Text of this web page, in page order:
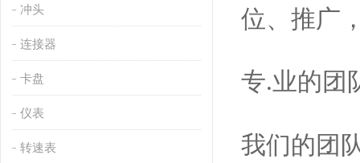
冲头
连接器
卡盘
仪表
转速表
位、推广
专.业的团
我们的团